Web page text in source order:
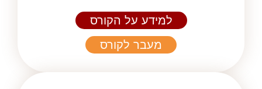
למידע על הקורס
מעבר לקורס